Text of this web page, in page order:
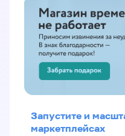
Запустите и
маркетплейсах